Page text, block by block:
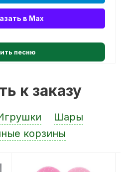
в Max
песню
к заказу
Шары
корзины